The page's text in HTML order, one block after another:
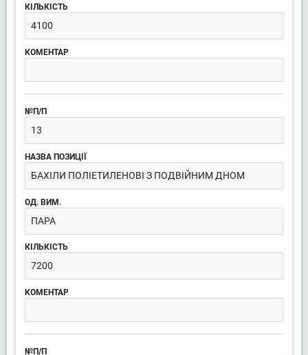
4100
13
БАХІЛИ ПОЛІЕТИЛЕНОВІ З ПОДВІЙНИМ ДНОМ
ПАРА
7200